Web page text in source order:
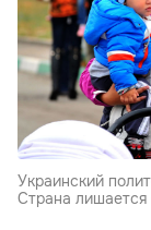
Украинский
Страна лишается